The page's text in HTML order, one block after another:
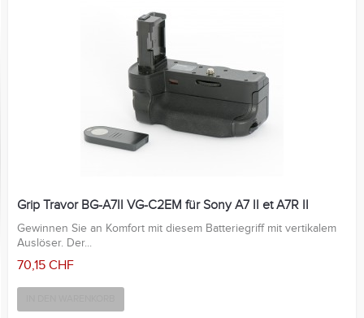
Grip Travor BG-A7II VG-C2EM für Sony A7 II et A7R II
Gewinnen Sie an Komfort mit diesem Batteriegriff mit vertikalem
Auslöser. Der...
70,15 CHF